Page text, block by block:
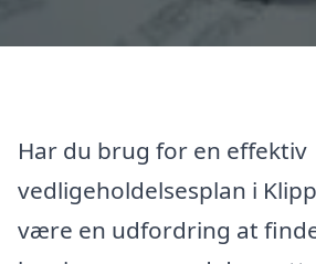
Har du brug for en effektiv
vedligeholdelsesplan i
være en udfordring at